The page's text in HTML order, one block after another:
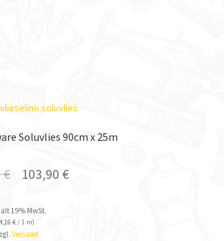
Soluvlies 90cm x 25m
€ 103,90 €
19% MwSt.
4,16€/ 1 m)
Versand